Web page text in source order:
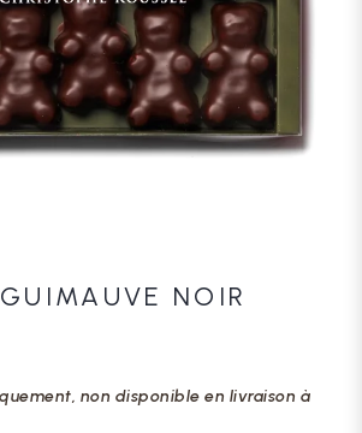
NOIR
non disponible en livraison à